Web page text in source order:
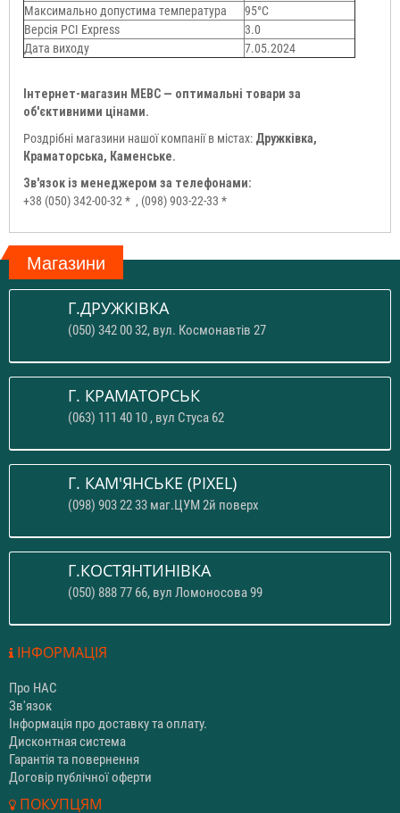
Максимально допустима температура
95°C
Версія PCI Express
3.0
Дата виходу
7.05.2024
Інтернет-магазин МЕВС — оптимальні товари за
об'єктивними цінами.
Роздрібні магазини нашої компанії в містах: Дружківка,
Краматорська, Каменське.
Зв'язок із менеджером за телефонами:
+38 (050) 342-00-32 * , (098) 903-22-33 *
Магазини
Г.ДРУЖКІВКА
(050) 342 00 32, вул. Космонавтів 27
Г. КРАМАТОРСЬК
(063) 111 40 10 , вул Стуса 62
Г. КАМ'ЯНСЬКЕ (PIXEL)
(098) 903 22 33 маг.ЦУМ 2й поверх
Г.КОСТЯНТИНІВКА
(050) 888 77 66, вул Ломоносова 99
ІНФОРМАЦІЯ
Про НАС
Зв'язок
Інформація про доставку та оплату.
Дисконтная система
Гарантія та повернення
Договір публічної оферти
ПОКУПЦЯМ